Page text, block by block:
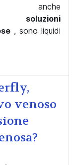
soluzioni
, sono liquidi
venoso